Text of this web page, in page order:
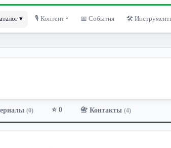
▾ 🎙 Контент ▾ 📅 События 🛠
(0) ⭐ 0 📇 Контакты (4)